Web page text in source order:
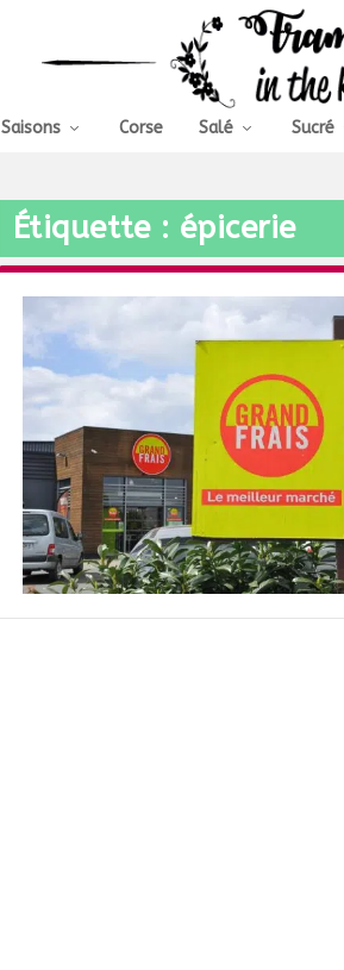
Saisons Corse Salé Sucré
Étiquette : épicerie